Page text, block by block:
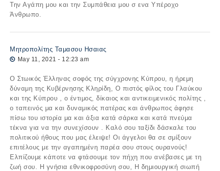
Την Αγάπη μου και την Συμπάθεια μου σ ενα Υπέροχο
Άνθρωπο.
Μητροπολίτης Ταμασου Ησαιας
May 11, 2021 - 12:23 am
Ο Στωικός Έλληνας σοφός της σύγχρονης Κύπρου, η ήρεμη
δύναμη της Κυβέρνησης Κληρίδη, Ο πιστός φίλος του Γλαύκου
και της Κύπρου , ο έντιμος, δίκαιος και αντικειμενικός πολίτης ,
ο ταπεινός μα και δυναμικός πατέρας και άνθρωπος άφησε
πίσω του ιστορία μα και άξια κατά σάρκα και κατά πνεύμα
τέκνα για να την συνεχίσουν . Καλό σου ταξίδι δάσκαλε του
πολιτικού ήθους που μας έλειψε! Οι άγγελοι θα σε σμίξουν
επιτέλους με την αγαπημένη παρέα σου στους ουρανούς!
Ελπίζουμε κάποτε να φτάσουμε τον πήχη που ανέβασες με τη
ζωή σου. Η γνήσια εθνικοφροσύνη σου, Η δημιουργική σιωπή